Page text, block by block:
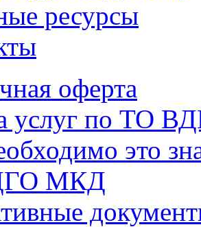
ресурсы
оферта
услуг по ТО
это
МКД